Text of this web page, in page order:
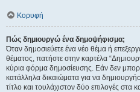
Κορυφή
Πώς δημιουργώ ένα δημοψήφισμα;
Όταν δημοσιεύετε ένα νέο θέμα ή
θέματος, πατήστε στην καρτέλα
κύρια φόρμα δημοσίευσης. Εάν δεν
κατάλληλα δικαιώματα για να
τίτλο και τουλάχιστον δύο επιλογές στα